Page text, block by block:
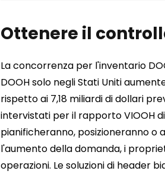
Ottenere il
La concorrenza per l'inventario
DOOH solo negli Stati Uniti
rispetto ai 7,18 miliardi di dollari
intervistati per il rapporto VIOOH
pianificheranno, posizioneranno o
l'aumento della domanda, i
operazioni. Le soluzioni di header